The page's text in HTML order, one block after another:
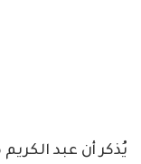
يُذكر أن عبد